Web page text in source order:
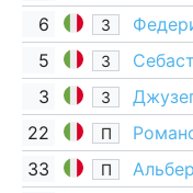
6 З
5 З
3 З
22 П
33 П